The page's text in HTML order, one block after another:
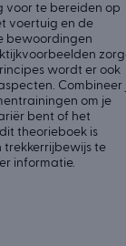
voor te bereiden op
voertuig en de
bewoordingen
wordt er ook
Combineer
om je
bent of het
theorieboek is
trekkerrijbewijs te
informatie.